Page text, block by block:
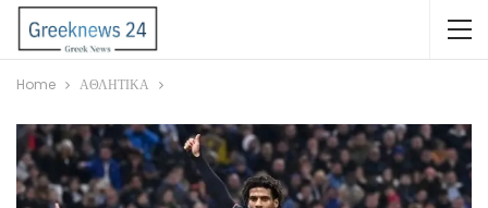
Home ΑΘΛΗΤΙΚΑ